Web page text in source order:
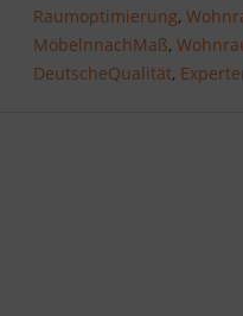
Raumoptimierung,
MöbelnnachMaß,
DeutscheQualität,